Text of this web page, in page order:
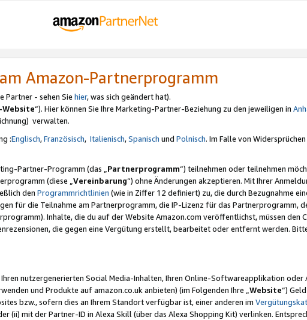
Amazon-Partnerprogramm
Partner - sehen Sie hier, was sich geändert hat).
“). Hier können Sie Ihre Marketing-Partner-Beziehung zu den jeweiligen in
verwalten.
:Englisch,Französisch, Italienisch,Spanisch und Polnisch. Im Falle von
Partner-Programm (das „Partnerprogramm“) teilnehmen oder teilnehmen
(diese „Vereinbarung“) ohne Änderungen akzeptieren. Mit Ihrer
den Programmrichtlinien (wie in Ziffer 12 definiert) zu, die durch Bezugnahme
für die Teilnahme am Partnerprogramm, die IP-Lizenz für das Partnerprogramm,
Inhalte, die du auf der Website Amazon.com veröffentlichst, müssen den
die gegen eine Vergütung erstellt, bearbeitet oder entfernt werden.
nutzergenerierten Social Media-Inhalten, Ihren Online-Softwareapplikation
und Produkte auf amazon.co.uk anbieten) (im Folgenden Ihre „ Website“)
bzw., sofern dies an Ihrem Standort verfügbar ist, einer anderen im
(ii) mit der Partner-ID in Alexa Skill (über das Alexa Shopping Kit) verlinken.